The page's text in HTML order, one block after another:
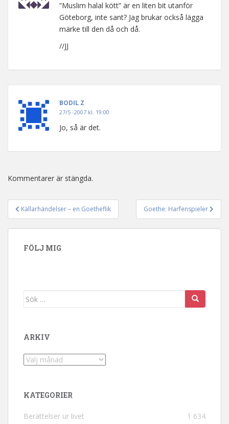
”Muslim halal kött” är en liten bit utanför
Göteborg, inte sant? Jag brukar också lägga
märke till den då och då.
//JJ
BODIL Z
27/5 -2007 kl. 19:00
Jo, så är det.
Kommentarer är stängda.
Inläggsnavigering
Källarhändelser – en Goetheflik Goethe: Harfenspieler
FÖLJ MIG
Sök efter:
ARKIV
Arkiv
KATEGORIER
Berättelser ur livet 1 634